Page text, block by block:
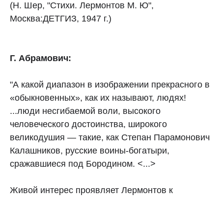
(Н. Шер, "Стихи. Лермонтов М. Ю",
Москва:ДЕТГИЗ, 1947 г.)
Г. Абрамович:
"А какой диапазон в изображении прекрасного в
«обыкновенных», как их называют, людях!
...люди несгибаемой воли, высокого
человеческого достоинства, широкого
великодушия — такие, как Степан Парамонович
Калашников, русские воины-богатыри,
сражавшиеся под Бородином. <...>
Живой интерес проявляет Лермонтов к